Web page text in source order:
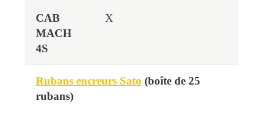
X
Rubans encreurs Sato (boîte de 25
rubans)